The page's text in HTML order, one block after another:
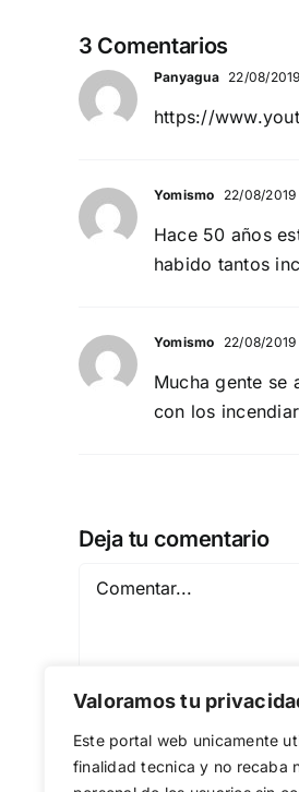
Valoramos tu
Este portal web unicamente
finalidad tecnica y no recaba
3 Comentarios
Panyagua 22/08/
https://
Yomismo 22/08/2019
Hace 50 años
habido tantos
Yomismo 22/08/2019
Mucha gente se
con los
Deja tu comentario
Comentar